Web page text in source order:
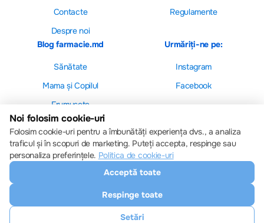
Contacte
Despre noi
Regulamente
Blog farmacie.md
Sănătate
Mama și Copilul
Frumusețe
Urmăriți-ne pe:
Instagram
Facebook
Farmacie.md
Descărcați aplicația noastră
Setări cookie-uri
Politica de cookie-uri
Noi folosim cookie-uri
Folosim cookie-uri pentru a îmbunătăți experiența dvs., a analiza
traficul și în scopuri de marketing. Puteți accepta, respinge sau
personaliza preferințele. Politica de cookie-uri
Acceptă toate
Respinge toate
Setări